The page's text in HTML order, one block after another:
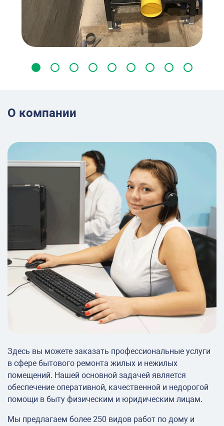
О компании
Здесь вы можете заказать профессиональные услуги
в сфере бытового ремонта жилых и нежилых
помещений. Нашей основной задачей является
обеспечение оперативной, качественной и недорогой
помощи в быту физическим и юридическим лицам.
Мы предлагаем более 250 видов работ по дому и